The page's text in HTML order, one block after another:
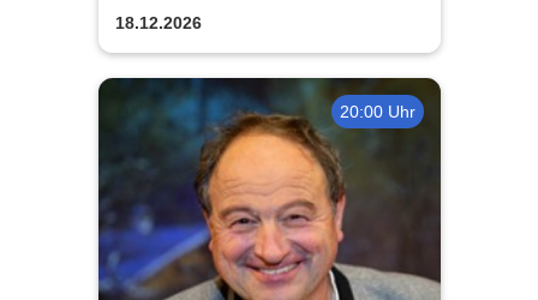
18.12.2026
20:00 Uhr